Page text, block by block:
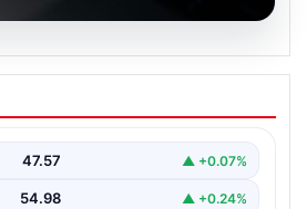
zeka modellerinin
çıktığını açıkladı
47.57 ▲ +0.07%
54.98 ▲ +0.24%